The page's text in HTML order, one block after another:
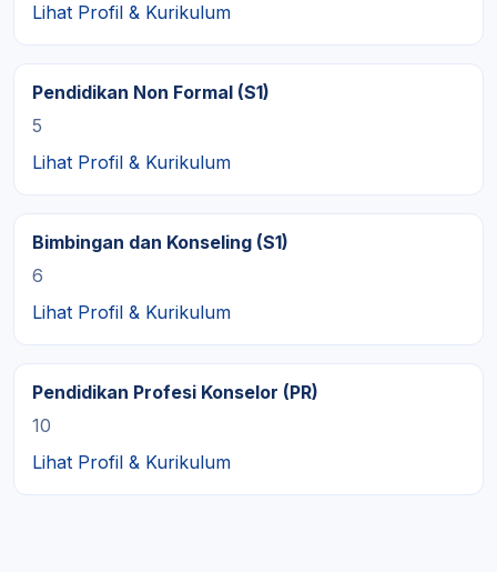
Lihat Profil & Kurikulum
Pendidikan Non Formal (S1)
5
Lihat Profil & Kurikulum
Bimbingan dan Konseling (S1)
6
Lihat Profil & Kurikulum
Pendidikan Profesi Konselor (PR)
10
Lihat Profil & Kurikulum